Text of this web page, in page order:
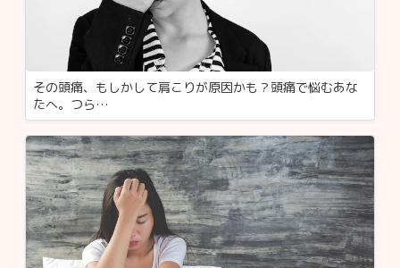
その頭痛、もしかして肩こりが原因かも？頭痛で悩むあな
たへ。つら…